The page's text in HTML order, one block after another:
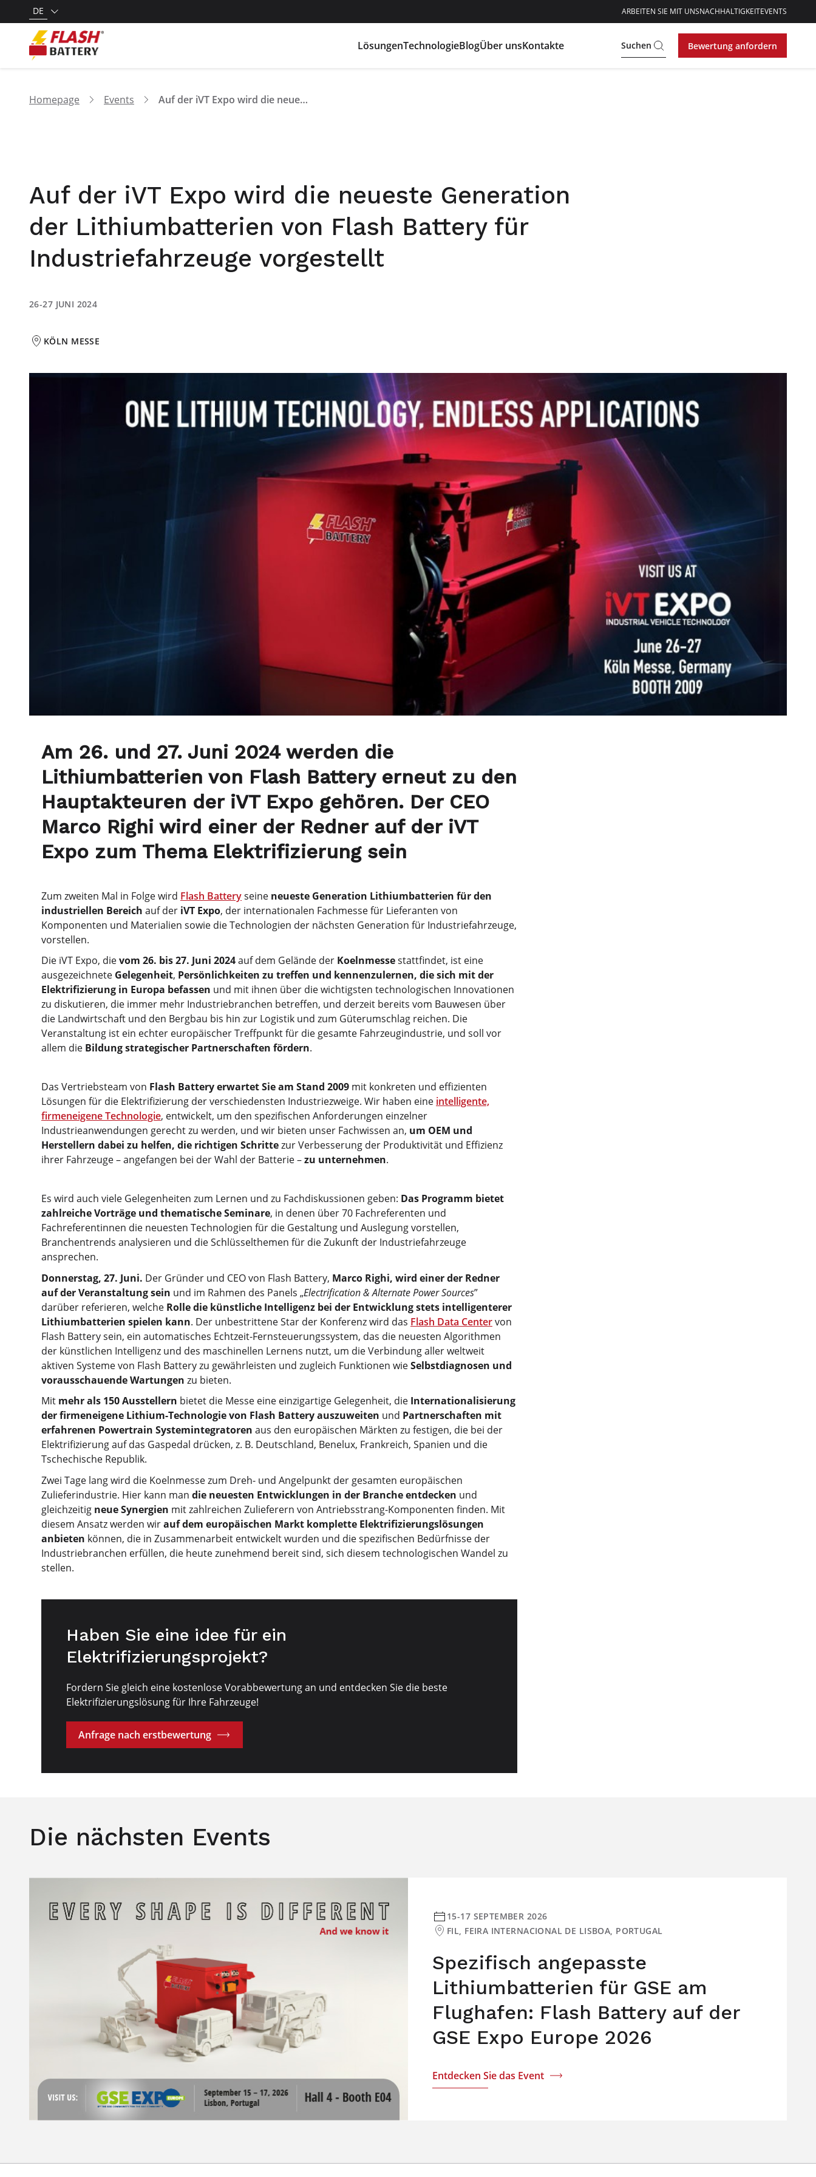
DE ARBEITEN SIE MIT UNSNACHHALTIGKEITEVENTS
LösungenTechnologieBlogÜber unsKontakte Suchen Bewertung anfordern
Homepage Events Auf der iVT Expo wird die neueste Generation der Lithiumbatterien von Flash Battery für Industriefahrzeuge vorgestellt
Auf der iVT Expo wird die neueste Generation
der Lithiumbatterien von Flash Battery für
Industriefahrzeuge vorgestellt
26-27 JUNI 2024
KÖLN MESSE
Am 26. und 27. Juni 2024 werden die
Lithiumbatterien von Flash Battery erneut zu den
Hauptakteuren der iVT Expo gehören. Der CEO
Marco Righi wird einer der Redner auf der iVT
Expo zum Thema Elektrifizierung sein
Zum zweiten Mal in Folge wird Flash Batteryseine neueste Generation Lithiumbatterien für den
industriellen Bereich auf der iVT Expo, der internationalen Fachmesse für Lieferanten von
Komponenten und Materialien sowie die Technologien der nächsten Generation für Industriefahrzeuge,
vorstellen.
Die iVT Expo, dievom 26. bis 27. Juni 2024auf dem Gelände der Koelnmessestattfindet, ist eine
ausgezeichnete Gelegenheit, Persönlichkeiten zu treffen und kennenzulernen, die sich mit der
Elektrifizierung in Europa befassen und mit ihnen über die wichtigsten technologischen Innovationen
zu diskutieren, die immer mehr Industriebranchen betreffen, und derzeit bereits vom Bauwesen über
die Landwirtschaft und den Bergbau bis hin zur Logistik und zum Güterumschlag reichen. Die
Veranstaltung ist ein echter europäischer Treffpunkt für die gesamte Fahrzeugindustrie, und soll vor
allem die Bildung strategischer Partnerschaften fördern.
Das Vertriebsteam von Flash Battery erwartet Sie am Stand 2009 mit konkreten und effizienten
Lösungen für die Elektrifizierung der verschiedensten Industriezweige. Wir haben eine intelligente,
firmeneigene Technologie, entwickelt, um den spezifischen Anforderungen einzelner
Industrieanwendungen gerecht zu werden, und wir bieten unser Fachwissen an, um OEM und
Herstellern dabei zu helfen, die richtigen Schrittezur Verbesserung der Produktivität und Effizienz
ihrer Fahrzeuge – angefangen bei der Wahl der Batterie –zu unternehmen.
Es wird auch viele Gelegenheiten zum Lernen und zu Fachdiskussionen geben: Das Programm bietet
zahlreiche Vorträge und thematische Seminare, in denen über 70 Fachreferenten und
Fachreferentinnen die neuesten Technologien für die Gestaltung und Auslegung vorstellen,
Branchentrends analysieren und die Schlüsselthemen für die Zukunft der Industriefahrzeuge
ansprechen.
Donnerstag, 27. Juni. Der Gründer und CEO von Flash Battery, Marco Righi, wird einer der Redner
auf der Veranstaltung sein und im Rahmen des Panels „Electrification & Alternate Power Sources”
darüber referieren, welche Rolle die künstliche Intelligenz bei der Entwicklung stets intelligenterer
Lithiumbatterien spielen kann. Der unbestrittene Star der Konferenz wird das Flash Data Centervon
Flash Battery sein, ein automatisches Echtzeit-Fernsteuerungssystem, das die neuesten Algorithmen
der künstlichen Intelligenz und des maschinellen Lernens nutzt, um die Verbindung aller weltweit
aktiven Systeme von Flash Battery zu gewährleisten und zugleich Funktionen wieSelbstdiagnosen und
vorausschauende Wartungen zu bieten.
Mit mehr als 150 Ausstellern bietet die Messe eine einzigartige Gelegenheit, die Internationalisierung
der firmeneigene Lithium-Technologie von Flash Battery auszuweiten und Partnerschaften mit
erfahrenen Powertrain Systemintegratoren aus den europäischen Märkten zu festigen, die bei der
Elektrifizierung auf das Gaspedal drücken, z. B. Deutschland, Benelux, Frankreich, Spanien und die
Tschechische Republik.
Zwei Tage lang wird die Koelnmesse zum Dreh- und Angelpunkt der gesamten europäischen
Zulieferindustrie. Hier kann man die neuesten Entwicklungen in der Branche entdecken und
gleichzeitig neue Synergien mit zahlreichen Zulieferern von Antriebsstrang-Komponenten finden. Mit
diesem Ansatz werden wirauf dem europäischen Markt komplette Elektrifizierungslösungen
anbieten können, die in Zusammenarbeit entwickelt wurden und die spezifischen Bedürfnisse der
Industriebranchen erfüllen, die heute zunehmend bereit sind, sich diesem technologischen Wandel zu
stellen.
Haben Sie eine idee für ein
Elektrifizierungsprojekt?
Fordern Sie gleich eine kostenlose Vorabbewertung an und entdecken Sie die beste
Elektrifizierungslösung für Ihre Fahrzeuge!
Anfrage nach erstbewertung
Die nächsten Events
Spezifisch angepasste
Lithiumbatterien für GSE am
Flughafen: Flash Battery auf der
GSE Expo Europe 2026
15-17 SEPTEMBER 2026
FIL, FEIRA INTERNACIONAL DE LISBOA, PORTUGAL
Entdecken Sie das Event